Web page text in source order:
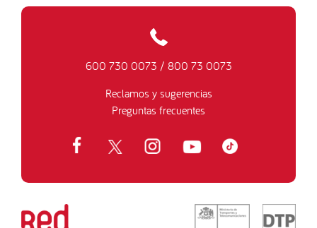
600 730 0073 / 800 73 0073
Reclamos y sugerencias
Preguntas frecuentes